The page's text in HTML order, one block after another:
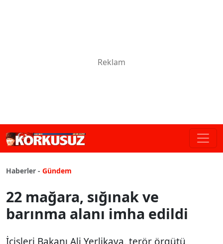
Haberler - Gündem
22 mağara, sığınak ve
barınma alanı imha edildi
İçişleri Bakanı Ali Yerlikaya, terör örgütü